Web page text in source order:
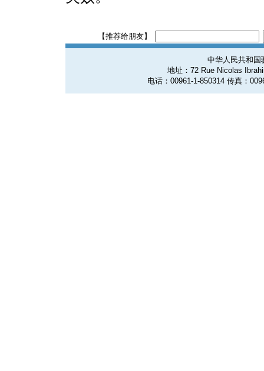
【推荐给朋友】
中华人民共和国
地址：72 Rue Nicolas
电话：00961-1-850314 传真：